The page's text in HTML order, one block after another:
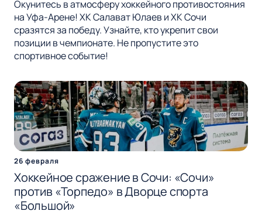
Окунитесь в атмосферу хоккейного противостояния
на Уфа-Арене! ХК Салават Юлаев и ХК Сочи
сразятся за победу. Узнайте, кто укрепит свои
позиции в чемпионате. Не пропустите это
спортивное событие!
26 февраля
Хоккейное сражение в Сочи: «Сочи»
против «Торпедо» в Дворце спорта
«Большой»